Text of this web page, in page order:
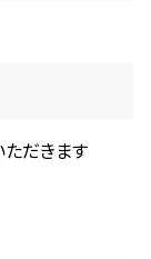
ただきます